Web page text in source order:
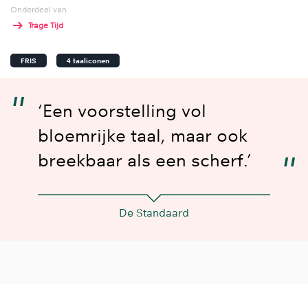
Onderdeel van
Trage Tijd
FRIS 4 taaliconen
‘Een voorstelling vol
bloemrijke taal, maar ook
breekbaar als een scherf.’
De Standaard